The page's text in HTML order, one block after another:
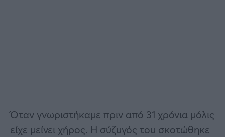
Όταν γνωριστήκαμε πριν από 31 χρόνια μόλις
είχε μείνει χήρος. Η σύζυγός του σκοτώθηκε